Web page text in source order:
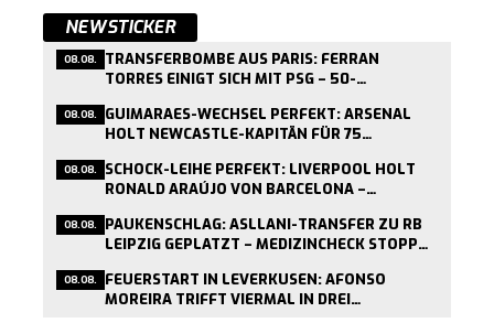
NEWSTICKER
08.08. TRANSFERBOMBE AUS PARIS: FERRAN
TORRES EINIGT SICH MIT PSG – 50-
08.08. GUIMARAES-WECHSEL PERFEKT: ARSENAL
HOLT NEWCASTLE-KAPITÄN FÜR 75
08.08. SCHOCK-LEIHE PERFEKT: LIVERPOOL HOLT
RONALD ARAÚJO VON BARCELONA –
08.08. PAUKENSCHLAG: ASLLANI-TRANSFER ZU RB
LEIPZIG GEPLATZT – MEDIZINCHECK STOPPT
08.08. FEUERSTART IN LEVERKUSEN: AFONSO
MOREIRA TRIFFT VIERMAL IN DREI